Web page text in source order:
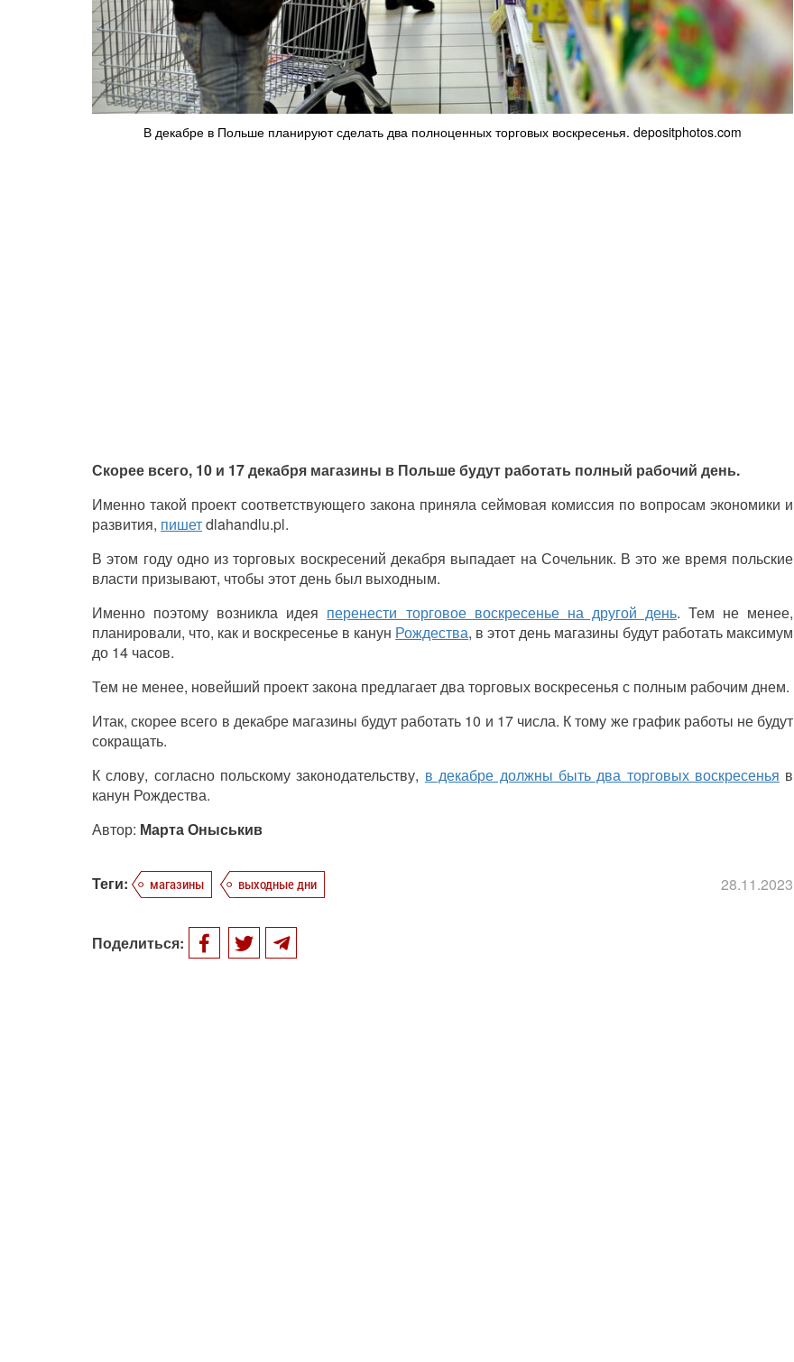
В декабре в Польше планируют сделать два полноценных торговых воскресенья. depositphotos.com
Скорее всего, 10 и 17 декабря магазины в Польше будут работать полный рабочий день.
Именно такой проект соответствующего закона приняла сеймовая комиссия по вопросам экономики и
развития, пишетdlahandlu.pl.
В этом году одно из торговых воскресений декабря выпадает на Сочельник. В это же время польские
власти призывают, чтобы этот день был выходным.
Именно поэтому возникла идея перенести торговое воскресенье на другой день. Тем не менее,
планировали, что, как и воскресенье в канун Рождества, в этот день магазины будут работать максимум
до 14 часов.
Тем не менее, новейший проект закона предлагает два торговых воскресенья с полным рабочим днем.
Итак, скорее всего в декабре магазины будут работать 10 и 17 числа. К тому же график работы не будут
сокращать.
К слову, согласно польскому законодательству, в декабре должны быть два торговых воскресенья в
канун Рождества.
Автор: Марта Оныськив
Теги: магазины выходные дни 28.11.2023
Поделиться: